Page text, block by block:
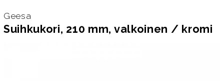
Geesa
Suihkukori, 210 mm, valkoinen / kromi